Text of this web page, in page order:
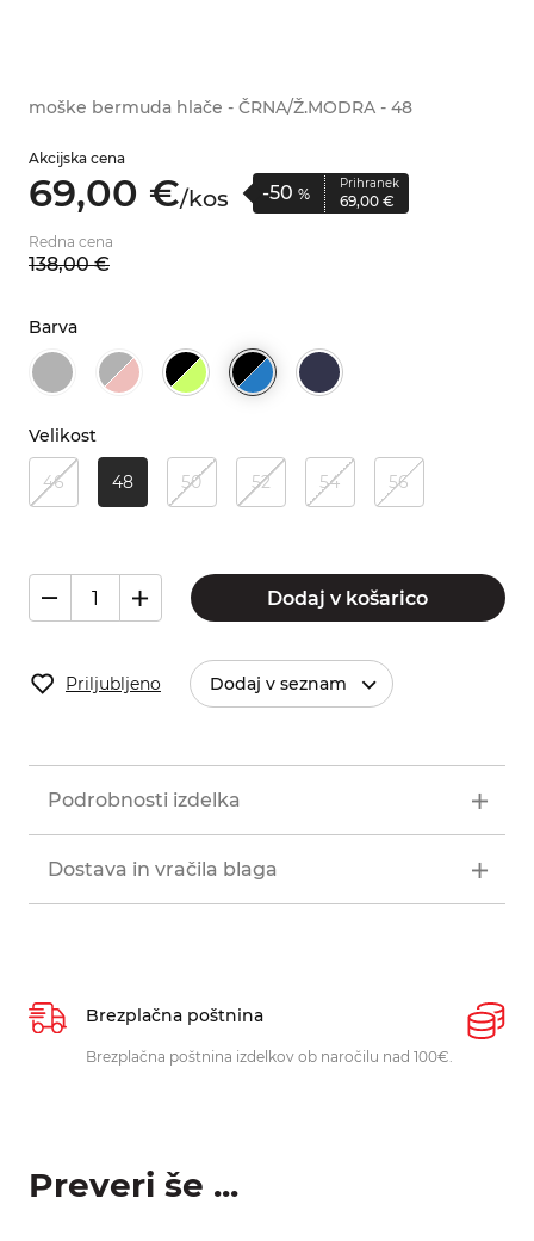
moške bermuda hlače - ČRNA/Ž.MODRA - 48
Akcijska cena
69,00 €/kos -50 %
Prihranek
69,00 €
Redna cena
138,00 €
Barva
Velikost
46 48 50 52 54 56
Dodaj v košarico
Priljubljeno Dodaj v seznam
Podrobnosti izdelka
Dostava in vračila blaga
Brezplačna poštnina
Brezplačna poštnina izdelkov ob naročilu nad 100€.
Preveri še ...